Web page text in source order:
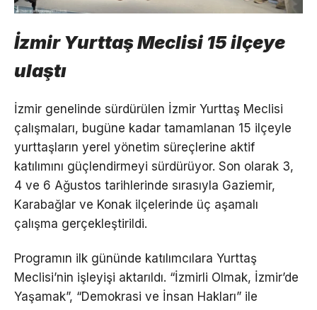
İzmir Yurttaş Meclisi 15 ilçeye
ulaştı
İzmir genelinde sürdürülen İzmir Yurttaş Meclisi
çalışmaları, bugüne kadar tamamlanan 15 ilçeyle
yurttaşların yerel yönetim süreçlerine aktif
katılımını güçlendirmeyi sürdürüyor. Son olarak 3,
4 ve 6 Ağustos tarihlerinde sırasıyla Gaziemir,
Karabağlar ve Konak ilçelerinde üç aşamalı
çalışma gerçekleştirildi.
Programın ilk gününde katılımcılara Yurttaş
Meclisi’nin işleyişi aktarıldı. “İzmirli Olmak, İzmir’de
Yaşamak”, “Demokrasi ve İnsan Hakları” ile